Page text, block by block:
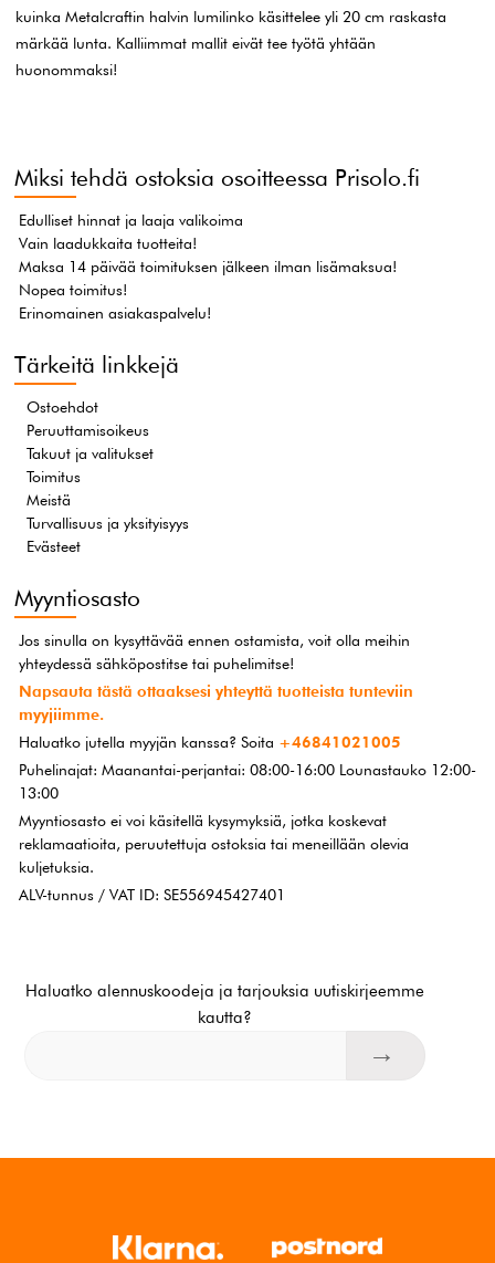
kuinka Metalcraftin halvin lumilinko käsittelee yli 20 cm raskasta
märkää lunta. Kalliimmat mallit eivät tee työtä yhtään
huonommaksi!
Miksi tehdä ostoksia osoitteessa Prisolo.fi
Edulliset hinnat ja laaja valikoima
Vain laadukkaita tuotteita!
Maksa 14 päivää toimituksen jälkeen ilman lisämaksua!
Nopea toimitus!
Erinomainen asiakaspalvelu!
Tärkeitä linkkejä
Ostoehdot
Peruuttamisoikeus
Takuut ja valitukset
Toimitus
Meistä
Turvallisuus ja yksityisyys
Evästeet
Myyntiosasto
Jos sinulla on kysyttävää ennen ostamista, voit olla meihin
yhteydessä sähköpostitse tai puhelimitse!
Napsauta tästä ottaaksesi yhteyttä tuotteista tunteviin
myyjiimme.
Haluatko jutella myyjän kanssa? Soita +46841021005
Puhelinajat: Maanantai-perjantai: 08:00-16:00 Lounastauko 12:00-
13:00
Myyntiosasto ei voi käsitellä kysymyksiä, jotka koskevat
reklamaatioita, peruutettuja ostoksia tai meneillään olevia
kuljetuksia.
ALV-tunnus / VAT ID: SE556945427401
Haluatko alennuskoodeja ja tarjouksia uutiskirjeemme
kautta?